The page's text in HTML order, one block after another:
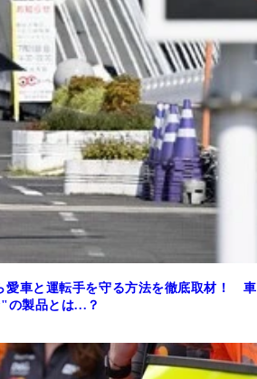
愛車と運転手を守る方法を徹底取材！ 車
の製品とは...？